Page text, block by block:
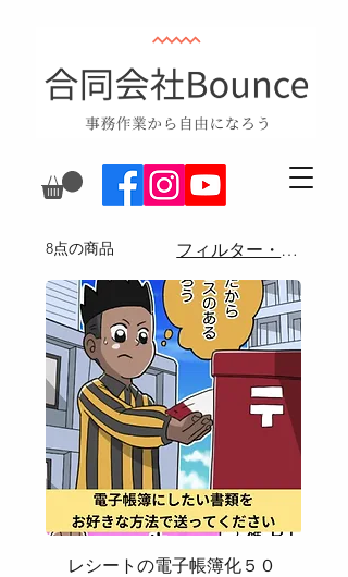
8点の商品 フィルター・並び替え
レシートの電子帳簿化５０